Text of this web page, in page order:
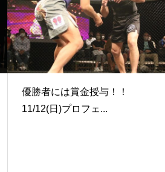
優勝者には賞金授与！！
11/12(日)プロフェ...